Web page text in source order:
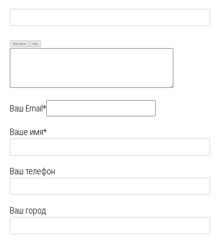
Визуально Код
Ваш Email*
Ваше имя*
Ваш телефон
Ваш город